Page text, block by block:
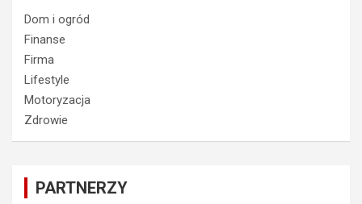
Dom i ogród
Finanse
Firma
Lifestyle
Motoryzacja
Zdrowie
PARTNERZY